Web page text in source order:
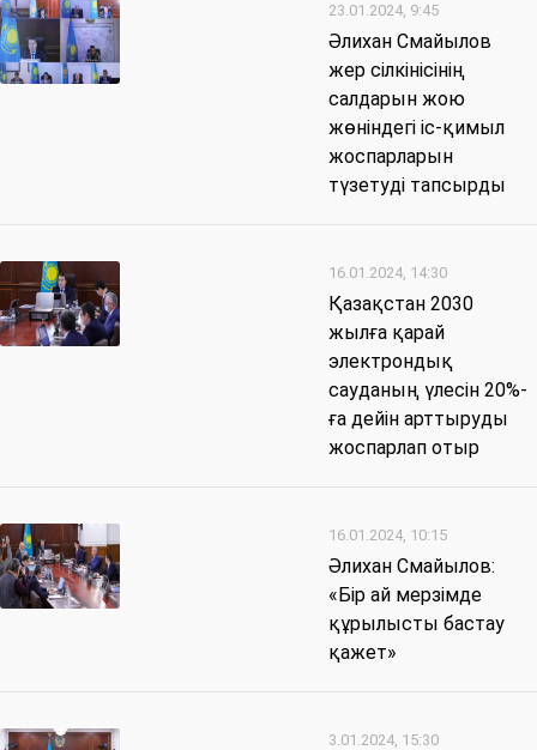
23.01.2024, 9:45
Әлихан Смайылов
жер сілкінісінің
салдарын жою
жөніндегі іс-қимыл
жоспарларын
түзетуді тапсырды
16.01.2024, 14:30
Қазақстан 2030
жылға қарай
электрондық
сауданың үлесін 20%-
ға дейін арттыруды
жоспарлап отыр
16.01.2024, 10:15
Әлихан Смайылов:
«Бір ай мерзімде
құрылысты бастау
қажет»
3.01.2024, 15:30